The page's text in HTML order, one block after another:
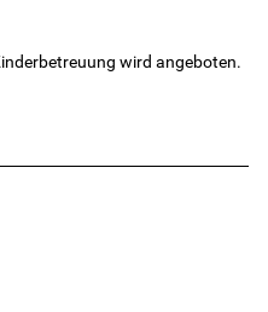
wird angeboten.